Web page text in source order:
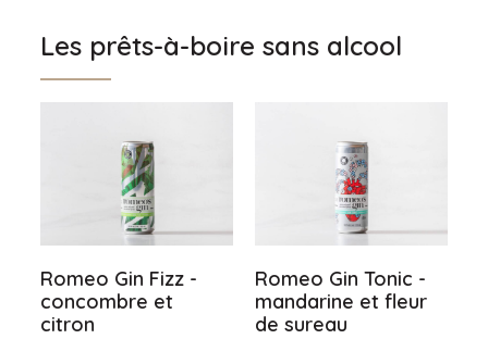
Les prêts-à-boire sans alcool
Romeo Gin Fizz -
concombre et
citron
Romeo Gin Tonic -
mandarine et fleur
de sureau